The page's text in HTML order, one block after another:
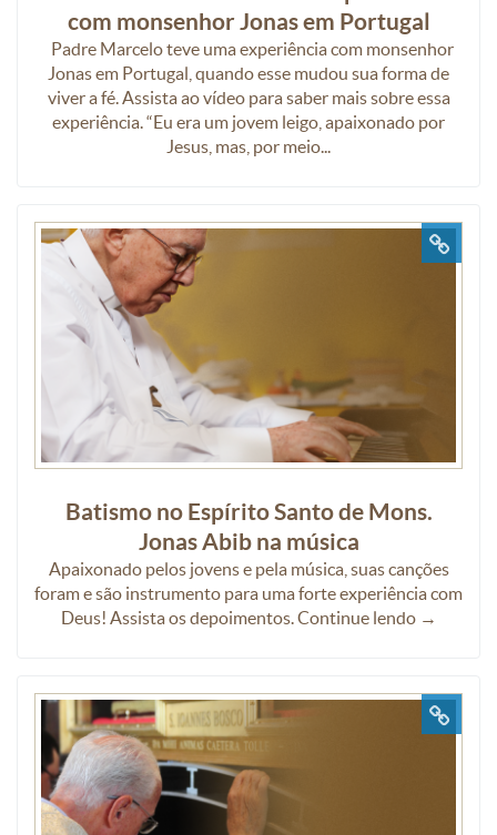
com monsenhor Jonas em Portugal
Padre Marcelo teve uma experiência com monsenhor
Jonas em Portugal, quando esse mudou sua forma de
viver a fé. Assista ao vídeo para saber mais sobre essa
experiência. “Eu era um jovem leigo, apaixonado por
Jesus, mas, por meio...
Batismo no Espírito Santo de Mons.
Jonas Abib na música
Apaixonado pelos jovens e pela música, suas canções
foram e são instrumento para uma forte experiência com
Deus! Assista os depoimentos. Continue lendo →